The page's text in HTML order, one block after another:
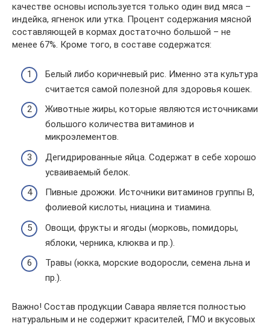
качестве основы используется только один вид мяса –
индейка, ягненок или утка. Процент содержания мясной
составляющей в кормах достаточно большой – не
менее 67%. Кроме того, в составе содержатся:
Белый либо коричневый рис. Именно эта культура
считается самой полезной для здоровья кошек.
Животные жиры, которые являются источниками
большого количества витаминов и
микроэлементов.
Дегидрированные яйца. Содержат в себе хорошо
усваиваемый белок.
Пивные дрожжи. Источники витаминов группы В,
фолиевой кислоты, ниацина и тиамина.
Овощи, фрукты и ягоды (морковь, помидоры,
яблоки, черника, клюква и пр.).
Травы (юкка, морские водоросли, семена льна и
пр.).
Важно! Состав продукции Савара является полностью
натуральным и не содержит красителей, ГМО и вкусовых